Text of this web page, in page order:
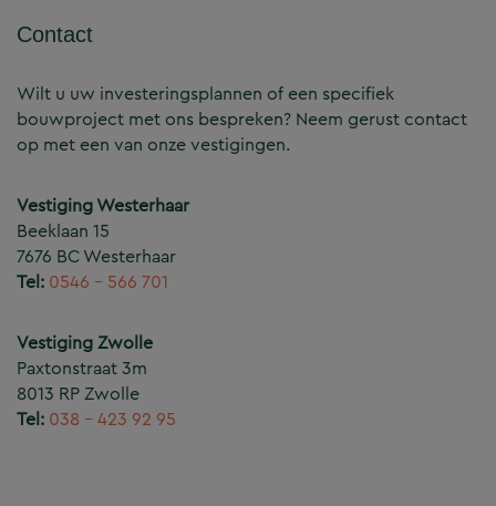
Contact
Wilt u uw investeringsplannen of een specifiek
bouwproject met ons bespreken? Neem gerust contact
op met een van onze vestigingen.
Vestiging Westerhaar
Beeklaan 15
7676 BC Westerhaar
Tel: 0546 – 566 701
Vestiging Zwolle
Paxtonstraat 3m
8013 RP Zwolle
Tel: 038 – 423 92 95